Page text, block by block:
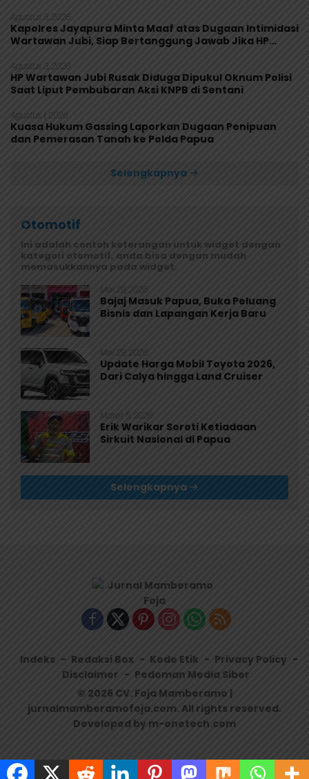
Agustus 3, 2026
Kapolres Jayapura Minta Maaf atas Dugaan Intimidasi
Wartawan Jubi, Siap Bertanggung Jawab Jika HP
Agustus 3, 2026
HP Wartawan Jubi Rusak Diduga Dipukul Oknum Polisi
Saat Liput Pembubaran Aksi KNPB di Sentani
Agustus 1, 2026
Kuasa Hukum Gassing Laporkan Dugaan Penipuan
dan Pemerasan Tanah ke Polda Papua
Selengkapnya
Otomotif
Ini adalah contoh keterangan untuk widget dengan
kategori otomotif, anda bisa dengan mudah
memasukkannya pada widget.
Mei 29, 2026
Bajaj Masuk Papua, Buka Peluang
Bisnis dan Lapangan Kerja Baru
Mei 29, 2026
Update Harga Mobil Toyota 2026,
Dari Calya hingga Land Cruiser
Maret 5, 2026
Erik Warikar Soroti Ketiadaan
Sirkuit Nasional di Papua
Selengkapnya
Indeks Redaksi Box Kode Etik
Privacy Policy
Disclaimer
Pedoman Media Siber
© 2026 CV. Foja Mamberamo |
jurnalmamberamofoja.com. All rights reserved.
Developed by m-onetech.com